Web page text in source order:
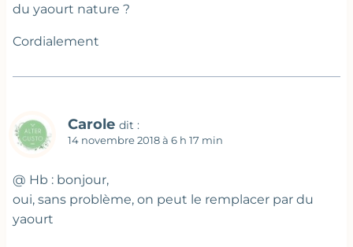
du yaourt nature ?
Cordialement
Carole dit :
14 novembre 2018 à 6 h 17 min
@ Hb : bonjour,
oui, sans problème, on peut le remplacer par du
yaourt